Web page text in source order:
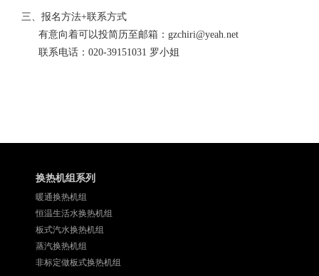
三、报名方法+联系方式
有意向着可以投简历至邮箱：gzchiri@yeah.net
联系电话：020-39151031 罗小姐
换热机组系列
暖通换热机组
恒温生活水换热机组
板式汽水换热机组
蒸汽换热机组
非标定做板式换热机组